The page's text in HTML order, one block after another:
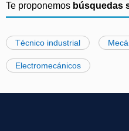
Te proponemos búsquedas
Técnico industrial
Electromecánicos